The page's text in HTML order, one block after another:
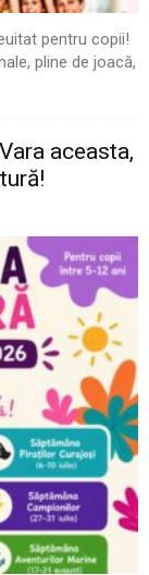
pentru copii!
pline de joacă,
aceasta,